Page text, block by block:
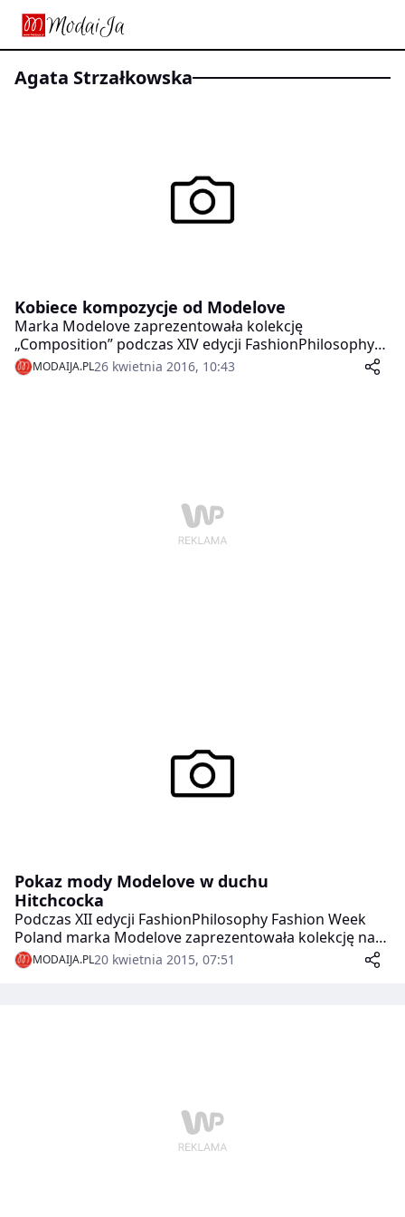
Agata Strzałkowska
Kobiece kompozycje od Modelove
Marka Modelove zaprezentowała kolekcję
„Composition” podczas XIV edycji FashionPhilosophy
Fashion Week Poland. Pokaz kolekcji na sezon jesień –
zima 2016/17 otworzył tegoroczną Designer Avenue.
MODAIJA.PL26 kwietnia 2016, 10:43
Pokaz mody Modelove w duchu
Hitchcocka
Podczas XII edycji FashionPhilosophy Fashion Week
Poland marka Modelove zaprezentowała kolekcję na
sezon jesień – zima 2015/16, zatytułowaną „The
woman who knew too much”.
MODAIJA.PL20 kwietnia 2015, 07:51